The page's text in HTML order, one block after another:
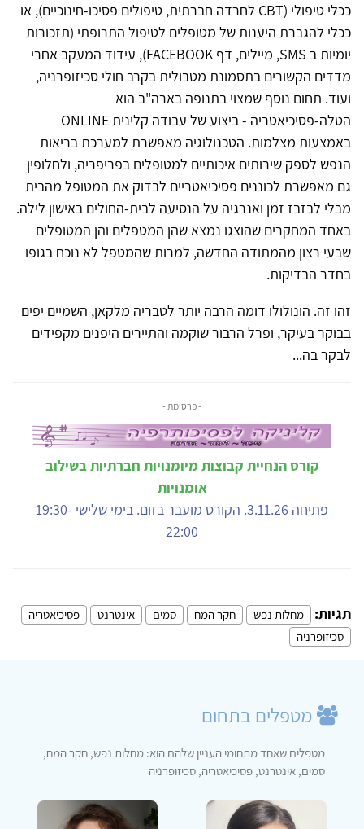
ככלי טיפולי (CBT לחרדה חברתית, טיפולים פסיכו-חינוכיים), או
ככלי להגברת היענות של מטופלים לטיפול התרופתי (תזכורות
יומיות ב SMS, מיילים, דף FACEBOOK), עידוד המעקב אחרי
מדדים הקשורים בתסמונת מטבולית בקרב חולי סכיזופרניה,
ועוד. תחום נוסף שמצוי בתנופה בארה"ב הוא
הטלה-פסיכיאטריה - ביצוע של עבודה קלינית ONLINE
באמצעות מצלמות. הטכנולוגיה מאפשרת למערכת בריאות
הנפש לספק שירותים איכותיים למטופלים בפריפריה, ולחלופין
גם מאפשרת לכוננים פסיכיאטריים לבדוק את המטופל מהבית
מבלי לבזבז זמן ואנרגיה על הנסיעה לבית-החולים באישון לילה.
באחד המחקרים שהוצגו נמצא שהן המטפלים והן המטופלים
שבעי רצון מהמתודה החדשה, למרות שהמטפל לא נוכח בגופו
בחדר הבדיקות.
זהו זה. הונולולו דומה הרבה יותר לטבריה מלקאן, השמיים יפים
בבוקר בעיקר, ופרל הרבור שוקמה והתיירים היפנים מקפידים
לבקר בה...
- פרסומת -
קורס הנחיית קבוצות מיומנויות חברתיות בשילוב
אומנויות
פתיחה 3.11.26. הקורס מועבר בזום. בימי שלישי 19:30-
22:00
תגיות: מחלות נפש חקר המח סמים אינטרנט
פסיכיאטריה
סכיזופרניה
מטפלים בתחום
מטפלים שאחד מתחומי העניין שלהם הוא: מחלות נפש, חקר המח,
סמים, אינטרנט, פסיכיאטריה, סכיזופרניה